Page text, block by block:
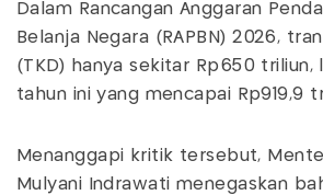
Dalam Rancangan Anggaran
Belanja Negara (RAPBN) 2026,
(TKD) hanya sekitar Rp650 triliun,
tahun ini yang mencapai Rp919,9
Menanggapi kritik tersebut,
Mulyani Indrawati menegaskan